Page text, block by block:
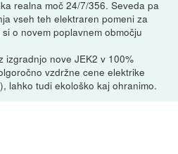
realna moč 24/7/356. Seveda pa
vseh teh elektraren pomeni za
o novem poplavnem območju
izgradnjo nove JEK2 v 100%
vzdržne cene elektrike
lahko tudi ekološko kaj ohranimo.